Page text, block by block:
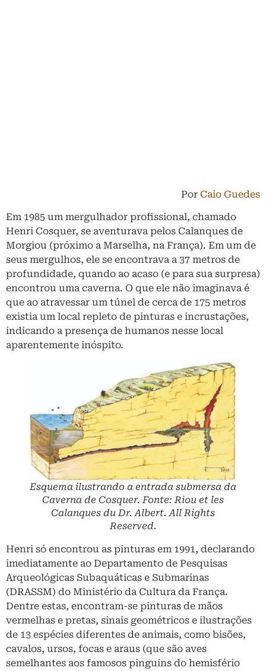
Por Caio Guedes
Em 1985 um mergulhador profissional, chamado
Henri Cosquer, se aventurava pelos Calanques de
Morgiou (próximo a Marselha, na França). Em um de
seus mergulhos, ele se encontrava a 37 metros de
profundidade, quando ao acaso (e para sua surpresa)
encontrou uma caverna. O que ele não imaginava é
que ao atravessar um túnel de cerca de 175 metros
existia um local repleto de pinturas e incrustações,
indicando a presença de humanos nesse local
aparentemente inóspito.
Esquema ilustrando a entrada submersa da
Caverna de Cosquer. Fonte: Riou et les
Calanques du Dr. Albert. All Rights
Reserved.
Henri só encontrou as pinturas em 1991, declarando
imediatamente ao Departamento de Pesquisas
Arqueológicas Subaquáticas e Submarinas
(DRASSM) do Ministério da Cultura da França.
Dentre estas, encontram-se pinturas de mãos
vermelhas e pretas, sinais geométricos e ilustrações
de 13 espécies diferentes de animais, como bisões,
cavalos, ursos, focas e araus (que são aves
semelhantes aos famosos pinguins do hemisfério